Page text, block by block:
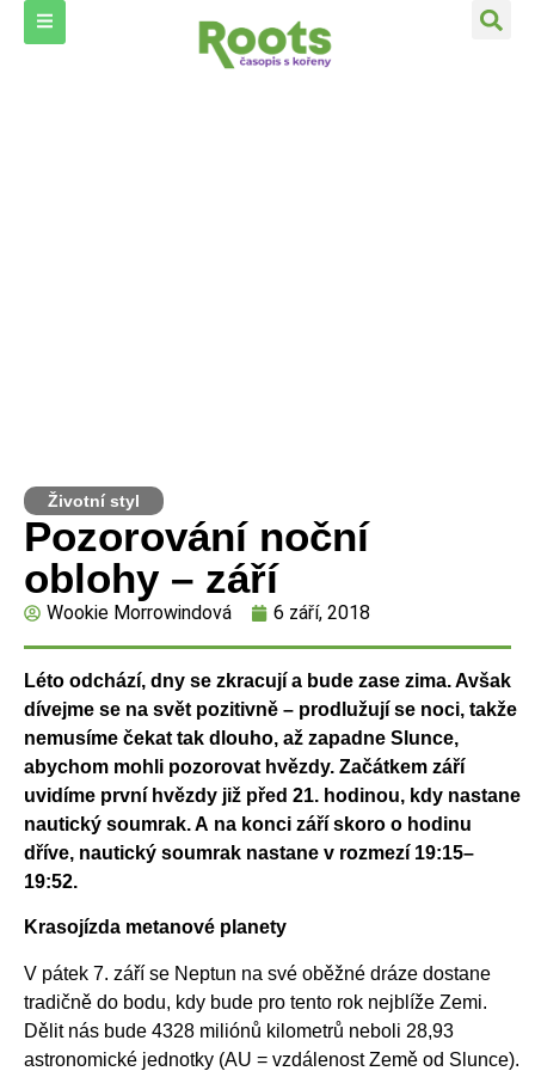
Životní styl
Pozorování noční
oblohy – září
Wookie Morrowindová 6 září, 2018
Léto odchází, dny se zkracují a bude zase zima. Avšak
dívejme se na svět pozitivně – prodlužují se noci, takže
nemusíme čekat tak dlouho, až zapadne Slunce,
abychom mohli pozorovat hvězdy. Začátkem září
uvidíme první hvězdy již před 21. hodinou, kdy nastane
nautický soumrak. A na konci září skoro o hodinu
dříve, nautický soumrak nastane v rozmezí 19:15–
19:52.
Krasojízda metanové planety
V pátek 7. září se Neptun na své oběžné dráze dostane
tradičně do bodu, kdy bude pro tento rok nejblíže Zemi.
Dělit nás bude 4328 miliónů kilometrů neboli 28,93
astronomické jednotky (AU = vzdálenost Země od Slunce).